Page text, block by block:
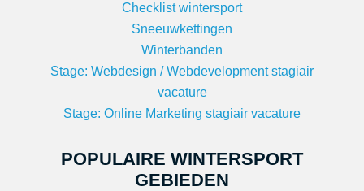
Checklist wintersport
Sneeuwkettingen
Winterbanden
Stage: Webdesign / Webdevelopment stagiair
vacature
Stage: Online Marketing stagiair vacature
POPULAIRE WINTERSPORT
GEBIEDEN